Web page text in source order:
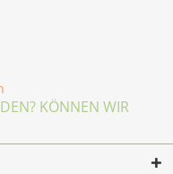
KÖNNEN WIR